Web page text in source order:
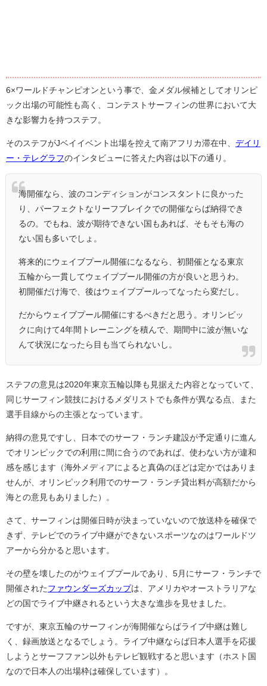
6×ワールドチャンピオンという事で、金メダル候補としてオリンピ
ック出場の可能性も高く、コンテストサーフィンの世界において大
きな影響力を持つステフ。
そのステフがJベイイベント出場を控えて南アフリカ滞在中、 デイリ
ー・テレグラフのインタビューに答えた内容は以下の通り。
海開催なら、波のコンディションがコンスタントに良かった
り、パーフェクトなリーフブレイクでの開催ならば納得でき
るの。でもね、波が期待できない国もあれば、そもそも海の
ない国も多いでしょ。
将来的にウェイブプール開催になるなら、初開催となる東京
五輪から一貫してウェイブプール開催の方が良いと思うわ。
初開催だけ海で、後はウェイブプールってなったら変だし。
だからウェイブプール開催にするべきだと思う。オリンピッ
クに向けて4年間トレーニングを積んで、期間中に波が無いな
んて状況になったら目も当てられないし。
ステフの意見は2020年東京五輪以降も見据えた内容となっていて、
同じサーフィン競技におけるメダリストでも条件が異なる点、また
選手目線からの主張となっています。
納得の意見ですし、日本でのサーフ・ランチ建設が予定通りに進ん
でオリンピックでの利用に間に合うのであれば、使わない方が違和
感を感じます（海外メディアによると真偽のほどは定かではありま
せんが、オリンピック利用でのサーフ・ランチ貸出料が高額だから
海との意見もありました）。
さて、サーフィンは開催日時が決まっていないので放送枠を確保で
きず、テレビでのライブ中継ができないスポーツなのはワールドツ
アーから分かると思います。
その壁を壊したのがウェイブプールであり、5月にサーフ・ランチで
開催された ファウンダーズカップは、アメリカやオーストラリアな
どの国でライブ中継されるという大きな進歩を見せました。
ですが、東京五輪のサーフィンが海開催ならばライブ中継は難し
く、録画放送となるでしょう。ライブ中継ならば日本人選手を応援
しようとサーフファン以外もテレビ観戦すると思います（ホスト国
なので日本人の出場枠は確保しています）。